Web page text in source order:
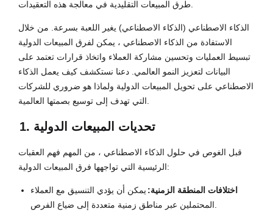
طرق المبيعات التقليدية في معالجة هذه التعقيدات.
الذكاء الاصطناعي (الذكاء الاصطناعي) يغير اللعبة بسرعة. من خلال
الاستفادة من الذكاء الاصطناعي ، يمكن لفرق المبيعات الدولية
تبسيط العمليات وتحسين مشاركة العملاء واتخاذ قرارات تعتمد على
البيانات لتعزيز النمو العالمي. دعنا نستكشف كيف يعمل الذكاء
الاصطناعي على تحويل المبيعات الدولية ولماذا هو ضروري للشركات
التي تهدف إلى توسيع بصمتها العالمية.
1. تحديات المبيعات الدولية
قبل الغوص في حلول الذكاء الاصطناعي ، من المهم فهم العقبات
الرئيسية التي تواجهها فرق المبيعات الدولية:
اختلافات المنطقة الزمنية: يمكن أن يؤدي التنسيق مع العملاء
المحتملين عبر مناطق زمنية متعددة إلى ضياع الفرص.